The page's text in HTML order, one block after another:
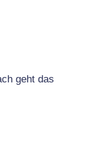
geht das